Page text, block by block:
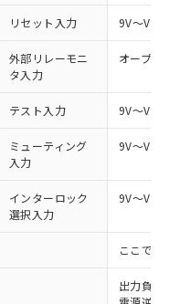
リセット入力 9V～Vs
外部リレーモニ
タ入力
オープン
テスト入力 9V～Vs
ミューティング
入力
9V～Vs
インターロック
選択入力
9V～Vs
ここでの
出力負荷